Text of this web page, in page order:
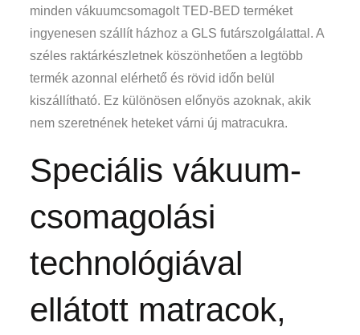
minden vákuumcsomagolt TED-BED terméket
ingyenesen szállít házhoz a GLS futárszolgálattal. A
széles raktárkészletnek köszönhetően a legtöbb
termék azonnal elérhető és rövid időn belül
kiszállítható. Ez különösen előnyös azoknak, akik
nem szeretnének heteket várni új matracukra.
Speciális vákuum-
csomagolási
technológiával
ellátott matracok,